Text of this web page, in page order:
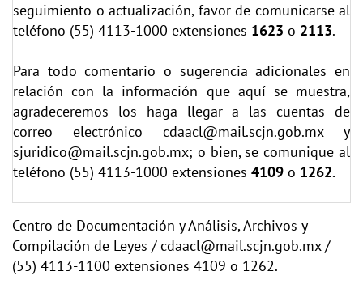
seguimiento o actualización, favor de comunicarse al
teléfono (55) 4113-1000 extensiones 1623 o 2113.
Para todo comentario o sugerencia adicionales en
relación con la información que aquí se muestra,
agradeceremos los haga llegar a las cuentas de
correo electrónico cdaacl@mail.scjn.gob.mxy
sjuridico@mail.scjn.gob.mx; o bien, se comunique al
teléfono (55) 4113-1000 extensiones 4109 o 1262.
Centro de Documentación y Análisis, Archivos y
Compilación de Leyes / cdaacl@mail.scjn.gob.mx /
(55) 4113-1100 extensiones 4109 o 1262.